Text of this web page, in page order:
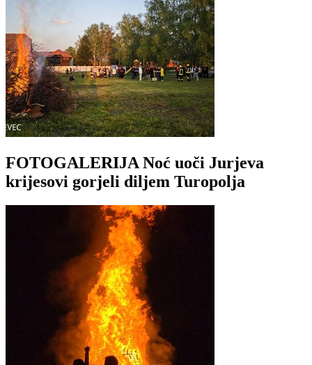
FOTOGALERIJA Noć uoči Jurjeva
krijesovi gorjeli diljem Turopolja